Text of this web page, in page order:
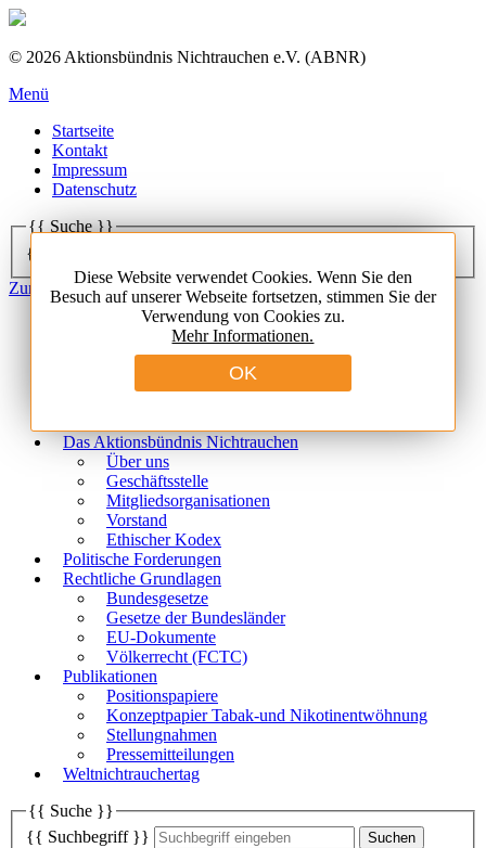
© 2026 Aktionsbündnis Nichtrauchen e.V. (ABNR)
Menü
Startseite
Kontakt
Impressum
Datenschutz
{{ Suche }}
{{ Suchbegriff }}
Zur Starseite des ANBR
Newsletter
Das Aktionsbündnis Nichtrauchen
Über uns
Geschäftsstelle
Mitgliedsorganisationen
Vorstand
Ethischer Kodex
Politische Forderungen
Rechtliche Grundlagen
Bundesgesetze
Gesetze der Bundesländer
EU-Dokumente
Völkerrecht (FCTC)
Publikationen
Positionspapiere
Konzeptpapier Tabak-und Nikotinentwöhnung
Stellungnahmen
Pressemitteilungen
Weltnichtrauchertag
{{ Suche }}
{{ Suchbegriff }}
Diese Website verwendet Cookies. Wenn Sie den
Besuch auf unserer Webseite fortsetzen, stimmen Sie der
Verwendung von Cookies zu.
Mehr Informationen.